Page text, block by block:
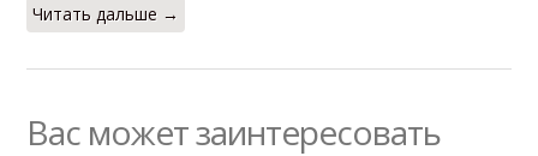
Читать дальше →
Вас может заинтересовать